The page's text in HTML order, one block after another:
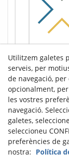
Utilitzem galetes
serveis, per
de navegació,
opcionalment,
les vostres
navegació.
galetes,
seleccioneu
preferències de
nostra: Política